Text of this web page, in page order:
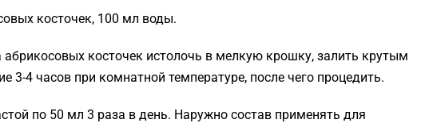
косточек, 100 мл воды.
абрикосовых косточек истолочь в мелкую крошку, залить крутым
3-4 часов при комнатной температуре, после чего процедить.
по 50 мл 3 раза в день. Наружно состав применять для